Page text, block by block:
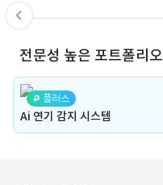
전문성 높은 포트폴리오
플러스
Ai 연기 감지 시스템